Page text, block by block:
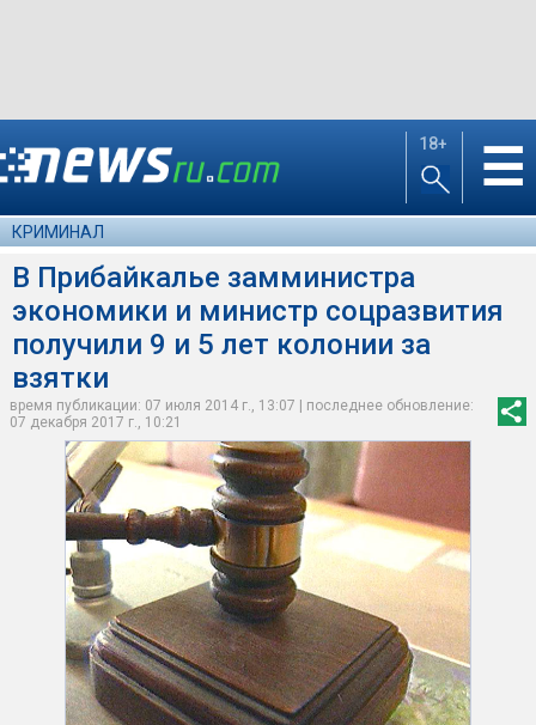
18+ ☰
КРИМИНАЛ
В Прибайкалье замминистра
экономики и министр соцразвития
получили 9 и 5 лет колонии за
взятки
время публикации: 07 июля 2014 г., 13:07 | последнее обновление:
07 декабря 2017 г., 10:21